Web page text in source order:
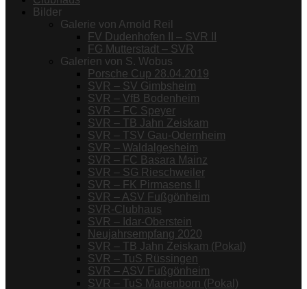
Bilder
Galerie von Arnold Reil
FV Dudenhofen II – SVR II
FG Mutterstadt – SVR
Galerien von S. Wobus
Porsche Cup 28.04.2019
SVR – SV Gimbsheim
SVR – VfB Bodenheim
SVR – FC Speyer
SVR – TB Jahn Zeiskam
SVR – TSV Gau-Odernheim
SVR – Waldalgesheim
SVR – FC Basara Mainz
SVR – SG Rieschweiler
SVR – FK Pirmasens II
SVR – ASV Fußgönheim
SVR-Clubhaus
SVR – Idar-Oberstein
Neujahrsempfang 2020
SVR – TB Jahn Zeiskam (Pokal)
SVR – TuS Rüssingen
SVR – ASV Fußgönheim
SVR – TuS Marienborn (Pokal)